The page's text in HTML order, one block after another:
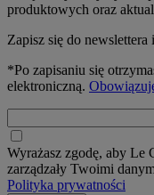
produktowych oraz
Zapisz się do
*Po zapisaniu się
elektroniczną.
Wyrażasz zgodę, aby Le
zarządzały Twoimi
Polityka prywatności